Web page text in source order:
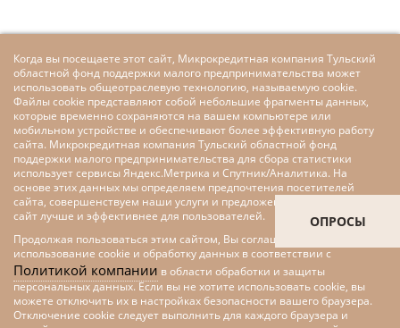
ОПРОСЫ
Когда вы посещаете этот сайт, Микрокредитная компания Тульский
областной фонд поддержки малого предпринимательства может
использовать общеотраслевую технологию, называемую cookie.
Файлы cookie представляют собой небольшие фрагменты данных,
которые временно сохраняются на вашем компьютере или
мобильном устройстве и обеспечивают более эффективную работу
сайта. Микрокредитная компания Тульский областной фонд
поддержки малого предпринимательства для сбора статистики
использует сервисы Яндекс.Метрика и Спутник/Аналитика. На
основе этих данных мы определяем предпочтения посетителей
сайта, совершенствуем наши услуги и предложения, делаем наш
сайт лучше и эффективнее для пользователей.
Продолжая пользоваться этим сайтом, Вы соглашаетесь на
использование cookie и обработку данных в соответствии с
Политикой компании в области обработки и защиты
персональных данных. Если вы не хотите использовать cookie, вы
можете отключить их в настройках безопасности вашего браузера.
Отключение cookie следует выполнить для каждого браузера и